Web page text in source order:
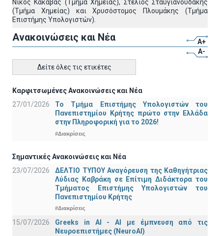
Νίκος Κακαβάς (Τμήμα Χημείας), Στέλιος Σταυγιανουδάκης
(Τμήμα Χημείας) και Χρυσόστομος Πλουμάκης (Τμήμα
Επιστήμης Υπολογιστών).
Ανακοινώσεις και Νέα
A+
A-
Δείτε όλες τις ετικέτες
Καρφιτσωμένες Ανακοινώσεις και Νέα
27/01/2026
Το Τμήμα Επιστήμης Υπολογιστών του
Πανεπιστημίου Κρήτης πρώτο στην Ελλάδα
στην Πληροφορική για το 2026!
#Διακρίσεις
Σημαντικές Ανακοινώσεις και Νέα
23/07/2026
ΔΕΛΤΙΟ ΤΥΠΟΥ Αναγόρευση της Καθηγήτριας
Λύδιας Καβράκη σε Επίτιμη Διδάκτορα του
Τμήματος Επιστήμης Υπολογιστών του
Πανεπιστημίου Κρήτης
#Διακρίσεις
15/07/2026
Greeks in AI - ΑΙ με έμπνευση από τις
Νευροεπιστήμες (NeuroAI)